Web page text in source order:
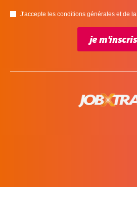
J'accepte les conditions générales et de
je m'inscris